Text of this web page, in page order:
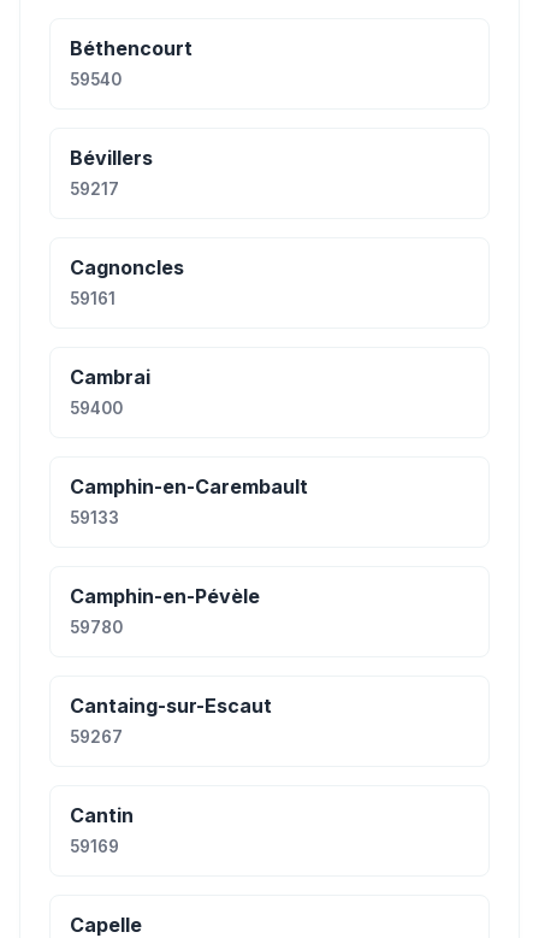
Béthencourt
59540
Bévillers
59217
Cagnoncles
59161
Cambrai
59400
Camphin-en-Carembault
59133
Camphin-en-Pévèle
59780
Cantaing-sur-Escaut
59267
Cantin
59169
Capelle